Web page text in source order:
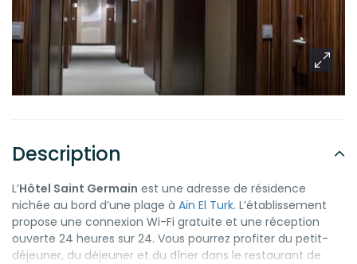
Description
L’Hôtel Saint Germain est une adresse de résidence
nichée au bord d’une plage à Aïn El Turk. L’établissement
propose une connexion Wi-Fi gratuite et une réception
ouverte 24 heures sur 24. Vous pourrez profiter du petit-
déjeuner, du déjeuner et du dîner dans le restaurant de